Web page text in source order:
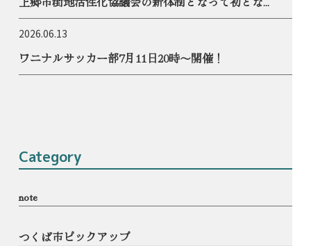
2026.06.13
ワニナルサッカー部7月11日20時〜開催！
Category
note
つくば市ピックアップ